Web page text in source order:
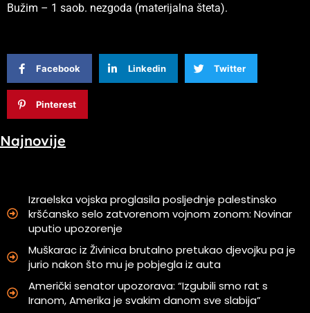
Bužim – 1 saob. nezgoda (materijalna šteta).
Facebook Linkedin Twitter
Pinterest
Najnovije
Izraelska vojska proglasila posljednje palestinsko
kršćansko selo zatvorenom vojnom zonom: Novinar
uputio upozorenje
Muškarac iz Živinica brutalno pretukao djevojku pa je
jurio nakon što mu je pobjegla iz auta
Američki senator upozorava: “Izgubili smo rat s
Iranom, Amerika je svakim danom sve slabija”